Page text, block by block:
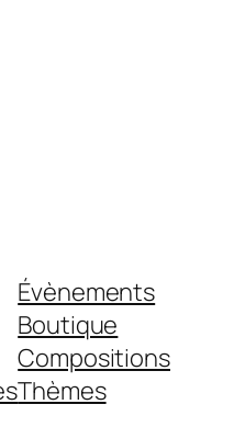
Évènements
Boutique
Compositions
Thèmes